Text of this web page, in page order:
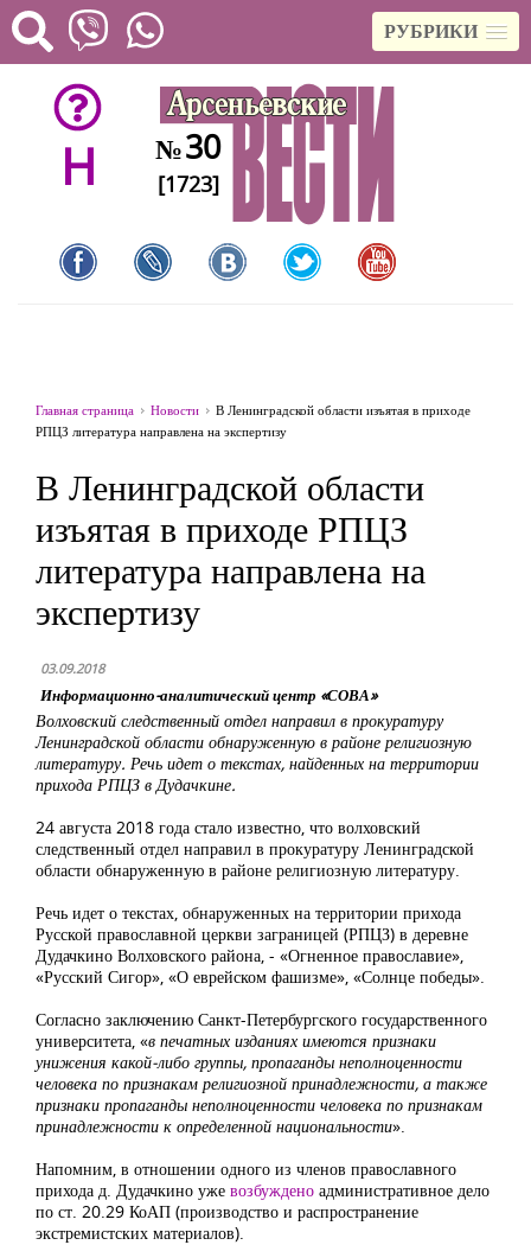
РУБРИКИ
H №30
[1723]
Главная страница Новости
В Ленинградской области изъятая в приходе
РПЦЗ литература направлена на экспертизу
В Ленинградской области
изъятая в приходе РПЦЗ
литература направлена на
экспертизу
03.09.2018
Информационно-аналитический центр «СОВА»
Волховский следственный отдел направил в прокуратуру
Ленинградской области обнаруженную в районе религиозную
литературу. Речь идет о текстах, найденных на территории
прихода РПЦЗ в Дудачкине.
24 августа 2018 года стало известно, что волховский
следственный отдел направил в прокуратуру Ленинградской
области обнаруженную в районе религиозную литературу.
Речь идет о текстах, обнаруженных на территории прихода
Русской православной церкви заграницей (РПЦЗ) в деревне
Дудачкино Волховского района, - «Огненное православие»,
«Русский Сигор», «О еврейском фашизме», «Солнце победы».
Согласно заключению Санкт-Петербургского государственного
университета, «в печатных изданиях имеются признаки
унижения какой-либо группы, пропаганды неполноценности
человека по признакам религиозной принадлежности, а также
признаки пропаганды неполноценности человека по признакам
принадлежности к определенной национальности».
Напомним, в отношении одного из членов православного
прихода д. Дудачкино уже возбуждено административное дело
по ст. 20.29 КоАП (производство и распространение
экстремистских материалов).